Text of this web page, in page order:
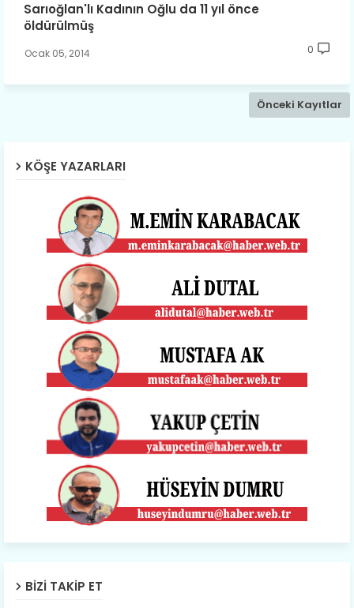
Sarıoğlan'lı Kadının Oğlu da 11 yıl önce
öldürülmüş
Ocak 05, 2014 0
Önceki Kayıtlar
KÖŞE YAZARLARI
BIZI TAKIP ET